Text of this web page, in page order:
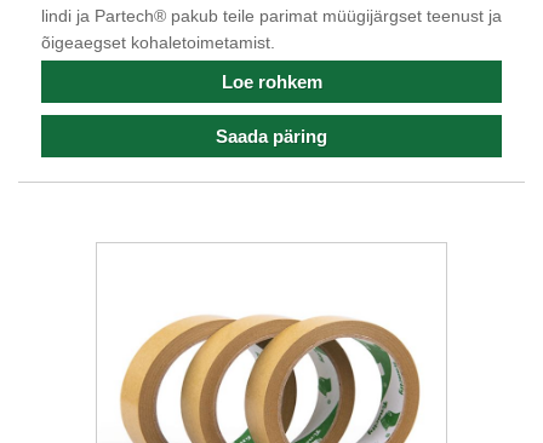
lindi ja Partech® pakub teile parimat müügijärgset teenust ja
õigeaegset kohaletoimetamist.
Loe rohkem
Saada päring